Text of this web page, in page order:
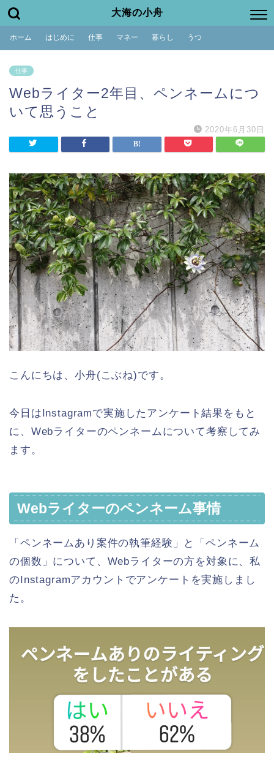
大海の小舟
ホーム はじめに 仕事 マネー 暮らし うつ
仕事
Webライター2年目、ペンネームにつ
いて思うこと
2020年6月30日
こんにちは、小舟(こぶね)です。
今日はInstagramで実施したアンケート結果をもと
に、Webライターのペンネームについて考察してみ
ます。
Webライターのペンネーム事情
「ペンネームあり案件の執筆経験」と「ペンネーム
の個数」について、Webライターの方を対象に、私
のInstagramアカウントでアンケートを実施しまし
た。